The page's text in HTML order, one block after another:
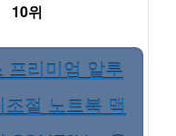
10위
프리미엄 알루
조절 노트북 맥